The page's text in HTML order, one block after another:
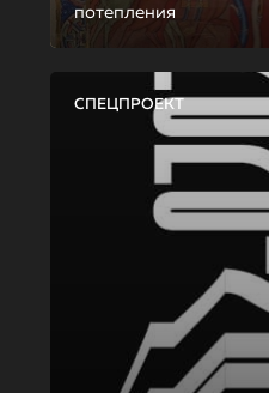
потепления
СПЕЦПРОЕКТ